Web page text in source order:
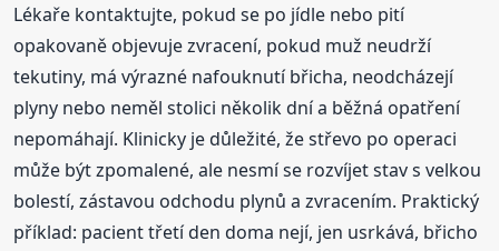
Lékaře kontaktujte, pokud se po jídle nebo pití
opakovaně objevuje zvracení, pokud muž neudrží
tekutiny, má výrazné nafouknutí břicha, neodcházejí
plyny nebo neměl stolici několik dní a běžná opatření
nepomáhají. Klinicky je důležité, že střevo po operaci
může být zpomalené, ale nesmí se rozvíjet stav s velkou
bolestí, zástavou odchodu plynů a zvracením. Praktický
příklad: pacient třetí den doma nejí, jen usrkává, břicho